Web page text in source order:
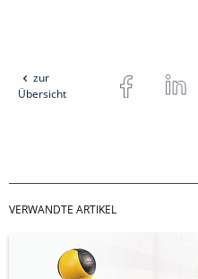
zur
Übersicht
VERWANDTE ARTIKEL